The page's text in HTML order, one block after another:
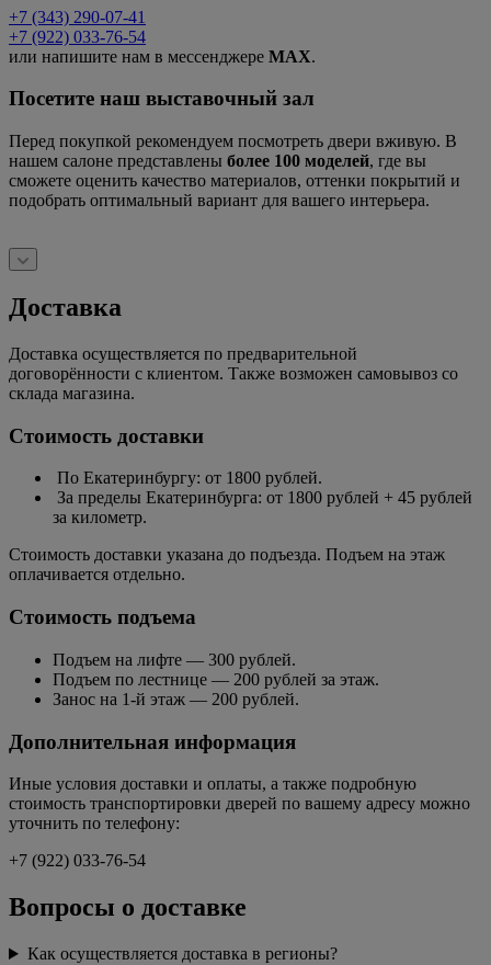
+7 (343) 290-07-41
+7 (922) 033-76-54
или напишите нам в мессенджере MAX.
Посетите наш выставочный зал
Перед покупкой рекомендуем посмотреть двери вживую. В
нашем салоне представлены более 100 моделей, где вы
сможете оценить качество материалов, оттенки покрытий и
подобрать оптимальный вариант для вашего интерьера.
Доставка
Доставка осуществляется по предварительной
договорённости с клиентом. Также возможен самовывоз со
склада магазина.
Стоимость доставки
По Екатеринбургу: от 1800 рублей.
За пределы Екатеринбурга: от 1800 рублей + 45 рублей
за километр.
Стоимость доставки указана до подъезда. Подъем на этаж
оплачивается отдельно.
Стоимость подъема
Подъем на лифте — 300 рублей.
Подъем по лестнице — 200 рублей за этаж.
Занос на 1-й этаж — 200 рублей.
Дополнительная информация
Иные условия доставки и оплаты, а также подробную
стоимость транспортировки дверей по вашему адресу можно
уточнить по телефону:
+7 (922) 033-76-54
Вопросы о доставке
Как осуществляется доставка в регионы?